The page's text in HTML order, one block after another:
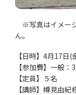
※写真はイメー
ん。
【日時】4月17日
【参加費】一般
【定員】５名
【講師】樽見由